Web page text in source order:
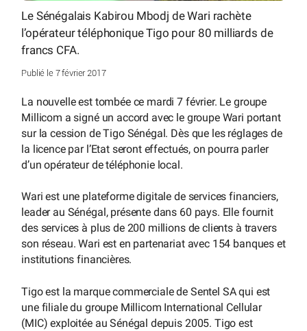
Le Sénégalais Kabirou Mbodj de Wari rachète
l’opérateur téléphonique Tigo pour 80 milliards de
francs CFA.
Publié le 7 février 2017
La nouvelle est tombée ce mardi 7 février. Le groupe
Millicom a signé un accord avec le groupe Wari portant
sur la cession de Tigo Sénégal. Dès que les réglages de
la licence par l’Etat seront effectués, on pourra parler
d’un opérateur de téléphonie local.
Wari est une plateforme digitale de services financiers,
leader au Sénégal, présente dans 60 pays. Elle fournit
des services à plus de 200 millions de clients à travers
son réseau. Wari est en partenariat avec 154 banques et
institutions financières.
Tigo est la marque commerciale de Sentel SA qui est
une filiale du groupe Millicom International Cellular
(MIC) exploitée au Sénégal depuis 2005. Tigo est